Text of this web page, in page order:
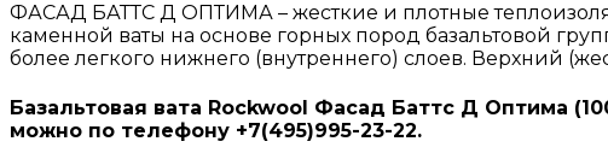
ФАСАД БАТТС Д ОПТИМА – жесткие и плотные
каменной ваты на основе горных пород базальтовой
более легкого нижнего (внутреннего) слоев. Верхний
Базальтовая вата Rockwool Фасад Баттс Д Оптима
можно по телефону +7(495)995-23-22.